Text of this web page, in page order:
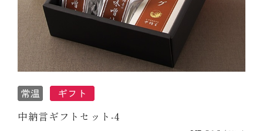
中納言ギフトセット‐4